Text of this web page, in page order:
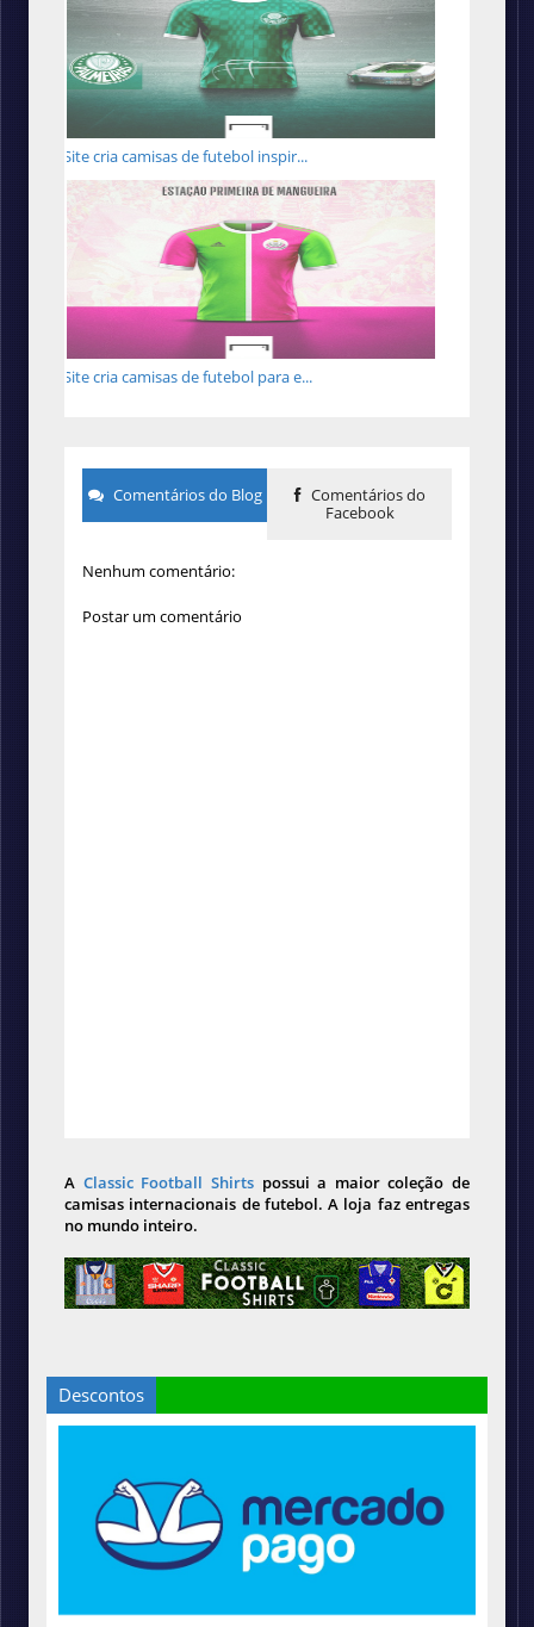
Site cria camisas de futebol inspir...
Site cria camisas de futebol para e...
Comentários do Blog
Comentários do
Facebook
Nenhum comentário:
Postar um comentário
A Classic Football Shirts possui a maior coleção de
camisas internacionais de futebol. A loja faz entregas
no mundo inteiro.
Descontos